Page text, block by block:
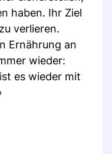
haben. Ihr Ziel
verlieren.
Ernährung an
wieder:
es wieder mit